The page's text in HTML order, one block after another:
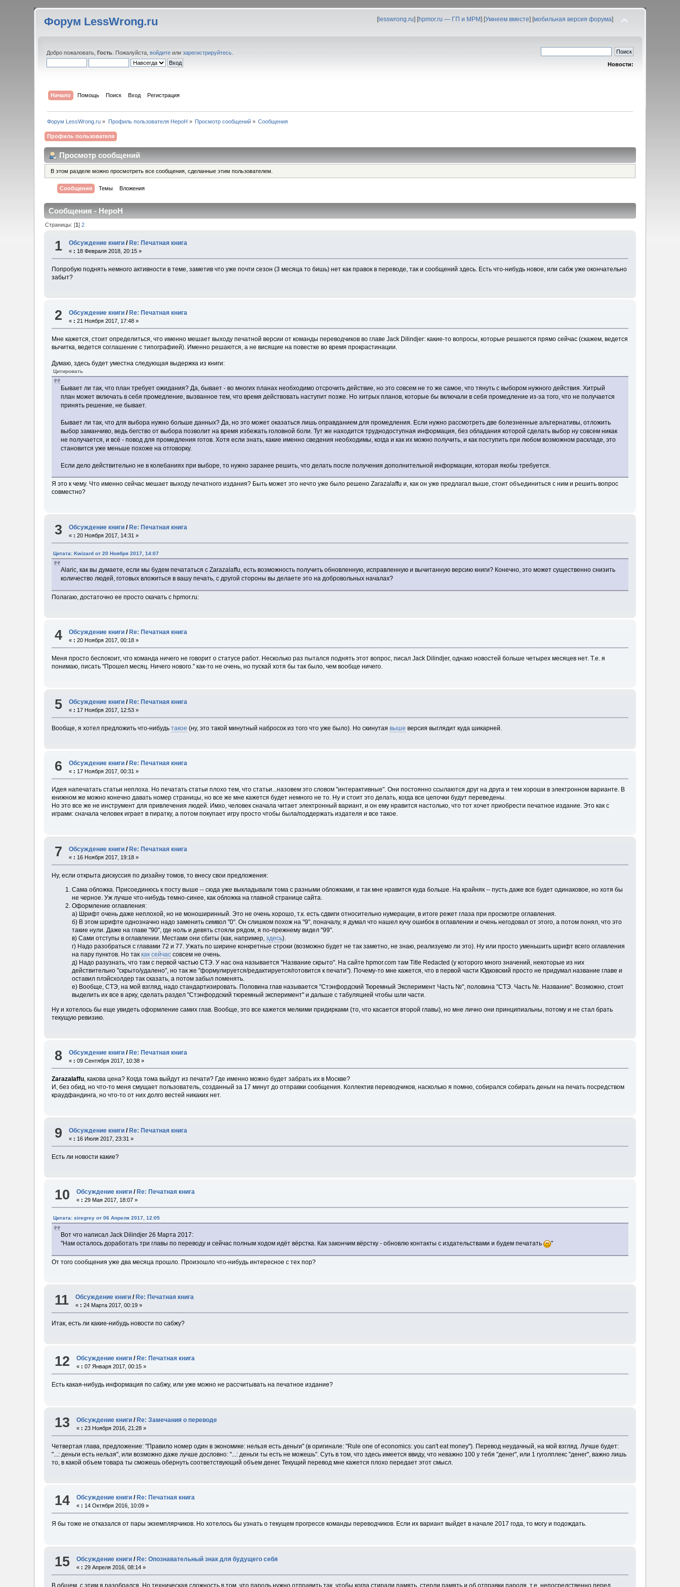
Форум LessWrong.ru [lesswrong.ru] [hpmor.ru — ГП и МРМ] [Умнеем вместе] [мобильная версия форума]
Добро пожаловать,Гость . Пожалуйста,войдите илизарегистрируйтесь
Новости:
Начало Помощь Поиск Вход Регистрация
Форум LessWrong.ru » Профиль пользователя HepoH » Просмотр сообщений » Сообщения
Профиль пользователя
Просмотр сообщений
В этом разделе можно просмотреть все сообщения, сделанные этим пользователем.
Сообщения Темы Вложения
Сообщения - HepoH
Страницы: [1]2
1 Обсуждение книги / Re: Печатная книга
« : 18 Февраля 2018, 20:15 »
Попробую поднять немного активности в теме, заметив что уже почти сезон (3 месяца то бишь) нет как правок в переводе, так и сообщений здесь. Есть что-нибудь новое, или сабж уже окончательно
забыт?
2 Обсуждение книги /Re: Печатная книга
« : 21 Ноября 2017, 17:48 »
Мне кажется, стоит определиться, что именно мешает выходу печатной версии от команды переводчиков во главе Jack Dilindjer: какие-то вопросы, которые решаются прямо сейчас (скажем, ведется
вычитка, ведется соглашение с типографией). Именно решаются, а не висящие на повестке во время прокрастинации.
Думаю, здесь будет уместна следующая выдержка из книги:
Цитировать
Бывает ли так, что план требует ожидания? Да, бывает - во многих планах необходимо отсрочить действие, но это совсем не то же самое, что тянуть с выбором нужного действия. Хитрый
план может включать в себя промедление, вызванное тем, что время действовать наступит позже. Но хитрых планов, которые бы включали в себя промедление из-за того, что не получается
принять решение, не бывает.
Бывает ли так, что для выбора нужно больше данных? Да, но это может оказаться лишь оправданием для промедления. Если нужно рассмотреть две болезненные альтернативы, отложить
выбор заманчиво, ведь бегство от выбора позволит на время избежать головной боли. Тут же находится труднодоступная информация, без обладания которой сделать выбор ну совсем никак
не получается, и всё - повод для промедления готов. Хотя если знать, какие именно сведения необходимы, когда и как их можно получить, и как поступить при любом возможном раскладе, это
становится уже меньше похоже на отговорку.
Если дело действительно не в колебаниях при выборе, то нужно заранее решить, что делать после получения дополнительной информации, которая якобы требуется.
Я это к чему. Что именно сейчас мешает выходу печатного издания? Быть может это нечто уже было решено Zarazalaffu и, как он уже предлагал выше, стоит объединиться с ним и решить вопрос
совместно?
3 Обсуждение книги /Re: Печатная книга
« : 20 Ноября 2017, 14:31 »
Цитата: Kwizard от 20 Ноября 2017, 14:07
Alaric, как вы думаете, если мы будем печататься с Zarazalaffu, есть возможность получить обновленную, исправленную и вычитанную версию книги? Конечно, это может существенно снизить
количество людей, готовых вложиться в вашу печать, с другой стороны вы делаете это на добровольных началах?
Полагаю, достаточно ее просто скачать с hpmor.ru:
4 Обсуждение книги / Re: Печатная книга
« : 20 Ноября 2017, 00:18 »
Меня просто беспокоит, что команда ничего не говорит о статусе работ. Несколько раз пытался поднять этот вопрос, писал Jack Dilindjer, однако новостей больше четырех месяцев нет. Т.е. я
понимаю, писать "Прошел месяц. Ничего нового." как-то не очень, но пускай хотя бы так было, чем вообще ничего.
5 Обсуждение книги /Re: Печатная книга
« : 17 Ноября 2017, 12:53 »
Вообще, я хотел предложить что-нибудьтакое (ну, это такой минутный набросок из того что уже было). Но скинутаявыше версия выглядит куда шикарней.
6 Обсуждение книги / Re: Печатная книга
« : 17 Ноября 2017, 00:31 »
Идея напечатать статьи неплоха. Но печатать статьи плохо тем, что статьи...назовем это словом "интерактивные". Они постоянно ссылаются друг на друга и тем хороши в электронном варианте. В
книжном же можно конечно давать номер страницы, но все же мне кажется будет немного не то. Ну и стоит это делать, когда все цепочки будут переведены.
Но это все же не инструмент для привлечения людей. Имхо, человек сначала читает электронный вариант, и он ему нравится настолько, что тот хочет приобрести печатное издание. Это как с
играми: сначала человек играет в пиратку, а потом покупает игру просто чтобы была/поддержать издателя и все такое.
7 Обсуждение книги /Re: Печатная книга
« : 16 Ноября 2017, 19:18 »
Ну, если открыта дискуссия по дизайну томов, то внесу свои предложения:
Сама обложка. Присоединюсь к посту выше -- сюда уже выкладывали тома с разными обложками, и так мне нравится куда больше. На крайняк -- пусть даже все будет одинаковое, но хотя бы
не черное. Уж лучше что-нибудь темно-синее, как обложка на главной странице сайта.
Оформление оглавления:
а) Шрифт очень даже неплохой, но не моноширинный. Это не очень хорошо, т.к. есть сдвиги относительно нумерации, в итоге режет глаза при просмотре оглавления.
б) В этом шрифте однозначно надо заменить символ "0". Он слишком похож на "9", поначалу, я думал что нашел кучу ошибок в оглавлении и очень негодовал от этого, а потом понял, что это
такие нули. Даже на главе "90", где ноль и девять стояли рядом, я по-прежнему видел "99".
в) Сами отступы в оглавлении. Местами они сбиты (как, например,здесь).
г) Надо разобраться с главами 72 и 77. Ужать по ширине конкретные строки (возможно будет не так заметно, не знаю, реализуемо ли это). Ну или просто уменьшить шрифт всего оглавления
на пару пунктов. Но таккак сейчас совсем не очень.
д) Надо разузнать, что там с первой частью СТЭ. У нас она называется "Название скрыто". На сайте hpmor.com там Title Redacted (у которого много значений, некоторые из них
действительно "скрыто/удалено", но так же "формулируется/редактируется/готовится к печати"). Почему-то мне кажется, что в первой части Юдковский просто не придумал название главе и
оставил плэйсхолдер так сказать, а потом забыл поменять.
е) Вообще, СТЭ, на мой взгляд, надо стандартизировать. Половина глав называется "Стэнфордский Тюремный Эксперимент Часть №", половина "СТЭ. Часть №. Название". Возможно, стоит
выделить их все в арку, сделать раздел "Стэнфордский тюремный эксперимент" и дальше с табуляцией чтобы шли части.
Ну и хотелось бы еще увидеть оформление самих глав. Вообще, это все кажется мелкими придирками (то, что касается второй главы), но мне лично они принципиальны, потому и не стал брать
текущую ревизию.
8 Обсуждение книги / Re: Печатная книга
« : 09 Сентября 2017, 10:38 »
Zarazalaffu, какова цена? Когда тома выйдут из печати? Где именно можно будет забрать их в Москве?
И, без обид, но что-то меня смущает пользователь, созданный за 17 минут до отправки сообщения. Коллектив переводчиков, насколько я помню, собирался собирать деньги на печать посредством
краудфандинга, но что-то от них долго вестей никаких нет.
9 Обсуждение книги /Re: Печатная книга
« : 16 Июля 2017, 23:31 »
Есть ли новости какие?
10 Обсуждение книги / Re: Печатная книга
« : 29 Мая 2017, 18:07 »
Цитата: siregrey от 06 Апреля 2017, 12:05
Вот что написал Jack Dilindjer 26 Марта 2017:
"Нам осталось доработать три главы по переводу и сейчас полным ходом идёт вёрстка. Как закончим вёрстку - обновлю контакты с издательствами и будем печатать
"
От того сообщения уже два месяца прошло. Произошло что-нибудь интересное с тех пор?
11 Обсуждение книги / Re: Печатная книга
« : 24 Марта 2017, 00:19 »
Итак, есть ли какие-нибудь новости по сабжу?
12 Обсуждение книги / Re: Печатная книга
« : 07 Января 2017, 00:15 »
Есть какая-нибудь информация по сабжу, или уже можно не рассчитывать на печатное издание?
13 Обсуждение книги / Re: Замечания о переводе
« : 23 Ноября 2016, 21:28 »
Четвертая глава, предложение: "Правило номер один в экономике: нельзя есть деньги" (в оригинале: "Rule one of economics: you can't eat money"). Перевод неудачный, на мой взгляд. Лучше будет:
"...: деньги есть нельзя", или возможно даже лучше дословно: "...: деньги ты есть не можешь". Суть в том, что здесь имеется ввиду, что неважно 100 у тебя "денег", или 1 гуголплекс "денег", важно лишь
то, в какой объем товара ты сможешь обернуть соответствующий объем денег. Текущий перевод мне кажется плохо передает этот смысл.
14 Обсуждение книги / Re: Печатная книга
« : 14 Октября 2016, 10:09 »
Я бы тоже не отказался от пары экземплярчиков. Но хотелось бы узнать о текущем прогрессе команды переводчиков. Если их вариант выйдет в начале 2017 года, то могу и подождать.
15 Обсуждение книги /Re: Опознавательный знак для будущего себя
« : 29 Апреля 2016, 08:14 »
В общем, с этим я разобрался. Но техническая сложность в том, что пароль нужно отправить так, чтобы когда стирали память, стерли память и об отправки пароля, т.е. непосредственно перед